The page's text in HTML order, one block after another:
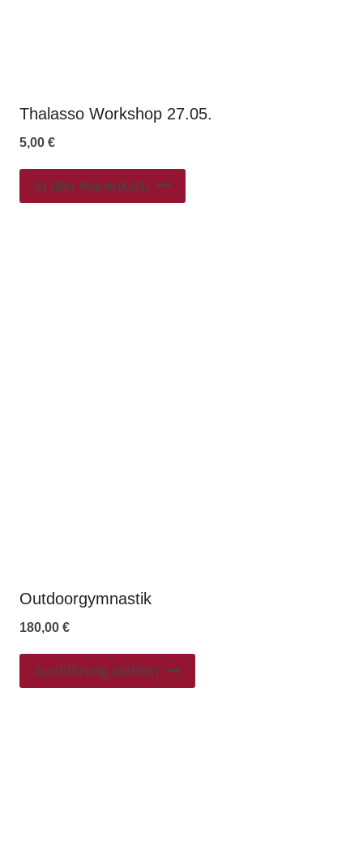
Thalasso Workshop 27.05.
5,00 €
In den Warenkorb
Outdoorgymnastik
180,00 €
Ausführung wählen